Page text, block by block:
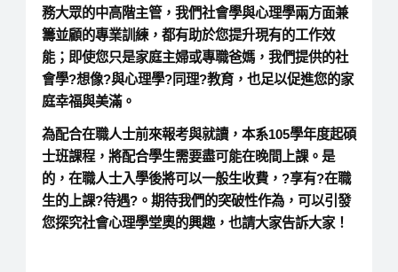
務大眾的中高階主管，我們社會學與心理學兩方面兼
籌並顧的專業訓練，都有助於您提升現有的工作效
能；即使您只是家庭主婦或專職爸媽，我們提供的社
會學?想像?與心理學?同理?教育，也足以促進您的家
庭幸福與美滿。
為配合在職人士前來報考與就讀，本系105學年度起碩
士班課程，將配合學生需要盡可能在晚間上課。是
的，在職人士入學後將可以一般生收費，?享有?在職
生的上課?待遇?。期待我們的突破性作為，可以引發
您探究社會心理學堂奧的興趣，也請大家告訴大家！